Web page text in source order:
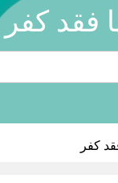
فقد
كفر